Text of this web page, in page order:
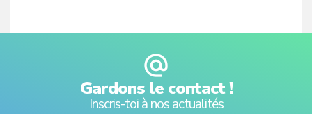
alternate_email
Gardons le contact !
Inscris-toi à nos actualités